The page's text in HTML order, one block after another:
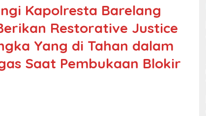
Kapolresta Barelang
Restorative Justice
Yang di Tahan dalam
Saat Pembukaan Blokir